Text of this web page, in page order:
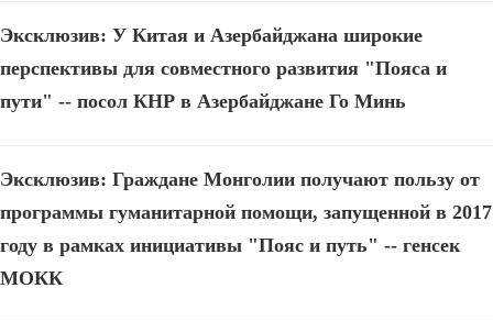
Эксклюзив: У Китая и Азербайджана широкие
перспективы для совместного развития "Пояса и
пути" -- посол КНР в Азербайджане Го Минь
Эксклюзив: Граждане Монголии получают пользу от
программы гуманитарной помощи, запущенной в 2017
году в рамках инициативы "Пояс и путь" -- генсек
МОКК